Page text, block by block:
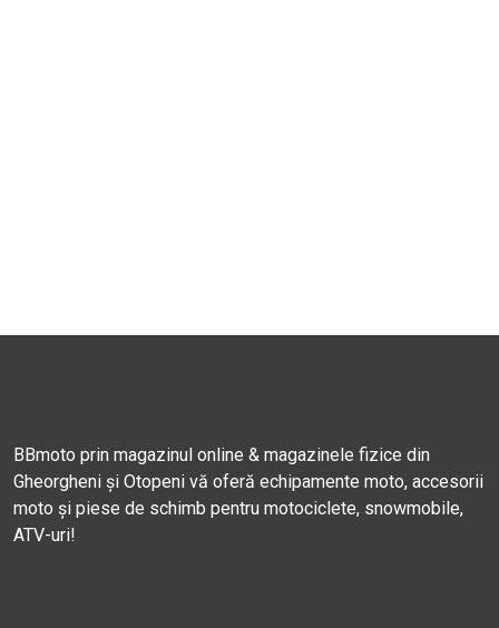
BBmoto prin magazinul online & magazinele fizice din
Gheorgheni și Otopeni vă oferă echipamente moto, accesorii
moto și piese de schimb pentru motociclete, snowmobile,
ATV-uri!